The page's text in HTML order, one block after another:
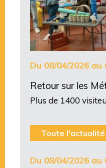
Du 08/04/2026 au
Retour sur les
Plus de 1400
Toute l'actualité
Du 08/04/2026 au